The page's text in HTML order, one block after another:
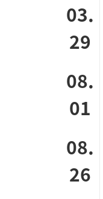
03.
29
08.
01
08.
26